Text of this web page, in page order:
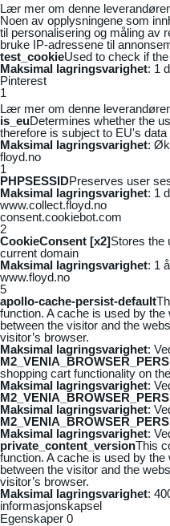
Lær mer om denne
Noen av opplysningene som
til personalisering og måling av
bruke IP-adressene til
test_cookieUsed to check if
Maksimal lagringsvarighet: 1
Pinterest
1
Lær mer om denne
is_euDetermines whether the
therefore is subject to EU's
Maksimal lagringsvarighet:
floyd.no
1
PHPSESSIDPreserves user
Maksimal lagringsvarighet: 1
www.collect.floyd.no
consent.cookiebot.com
2
CookieConsent [x2]Stores the
current domain
Maksimal lagringsvarighet: 1
www.floyd.no
5
apollo-cache-persist-default
function. A cache is used by
between the visitor and the
visitor’s browser.
Maksimal lagringsvarighet:
shopping cart functionality on
Maksimal lagringsvarighet:
Maksimal lagringsvarighet:
Maksimal lagringsvarighet:
private_content_versionThis
function. A cache is used by
between the visitor and the
visitor’s browser.
Maksimal lagringsvarighet:
informasjonskapsel
Egenskaper 0